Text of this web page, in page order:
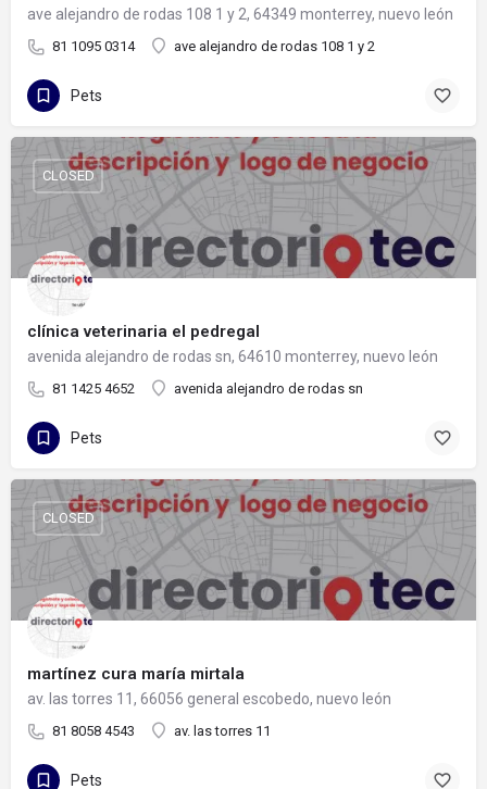
ave alejandro de rodas 108 1 y 2, 64349 monterrey, nuevo león
81 1095 0314 ave alejandro de rodas 108 1 y 2
Pets
clínica veterinaria el pedregal
avenida alejandro de rodas sn, 64610 monterrey, nuevo león
81 1425 4652 avenida alejandro de rodas sn
CLOSED
Pets
martínez cura maría mirtala
av. las torres 11, 66056 general escobedo, nuevo león
81 8058 4543 av. las torres 11
CLOSED
Pets